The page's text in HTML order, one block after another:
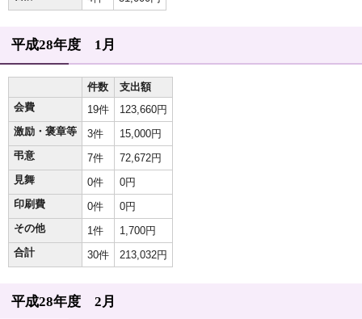
平成28年度 1月
件数
支出額
会費
19件
123,660円
激励・褒章等
3件
15,000円
弔意
7件
72,672円
見舞
0件
0円
印刷費
0件
0円
その他
1件
1,700円
合計
30件 213,032円
平成28年度 2月